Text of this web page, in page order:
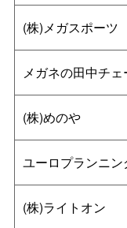
(株)メガスポーツ
メガネの田中チェ
(株)めのや
ユーロプランニン
(株)ライトオン